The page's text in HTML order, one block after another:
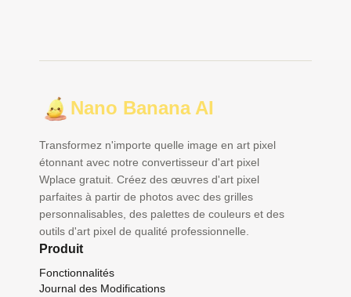
Nano Banana AI
Transformez n'importe quelle image en art pixel
étonnant avec notre convertisseur d'art pixel
Wplace gratuit. Créez des œuvres d'art pixel
parfaites à partir de photos avec des grilles
personnalisables, des palettes de couleurs et des
outils d'art pixel de qualité professionnelle.
Produit
Fonctionnalités
Journal des Modifications